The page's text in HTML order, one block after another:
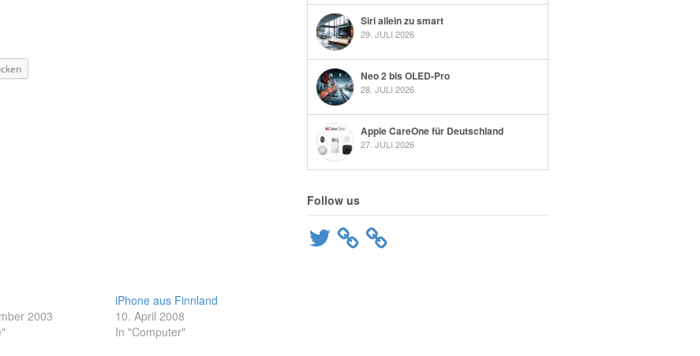
2003
iPhone aus Finnland
10. April 2008
In "Computer"
Siri allein zu smart
29. JULI 2026
Neo 2 bis OLED-Pro
28. JULI 2026
Apple CareOne für Deutschland
27. JULI 2026
Follow us
Twitter